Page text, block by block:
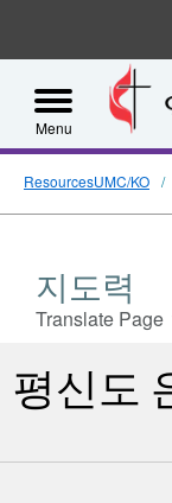
Menu
ResourcesUMC/KO
지도력
Translate Page
평신도